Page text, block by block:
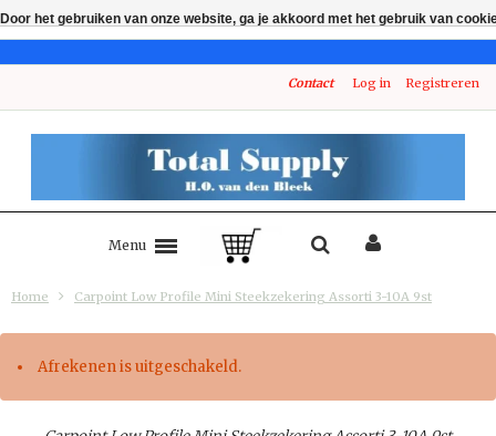
Contact Log in Registreren
Menu
Home Carpoint Low Profile Mini Steekzekering Assorti 3-10A 9st
Afrekenen is uitgeschakeld.
Door het gebruiken van onze website, ga je akkoord met het gebruik van